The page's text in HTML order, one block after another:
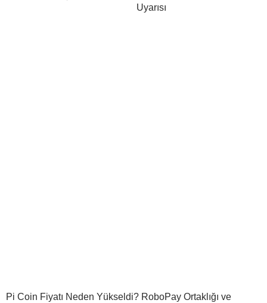
Uyarısı
Pi Coin Fiyatı Neden Yükseldi? RoboPay Ortaklığı ve